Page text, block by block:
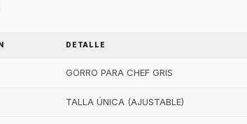
DETALLE
GORRO PARA CHEF GRIS
TALLA ÚNICA (AJUSTABLE)